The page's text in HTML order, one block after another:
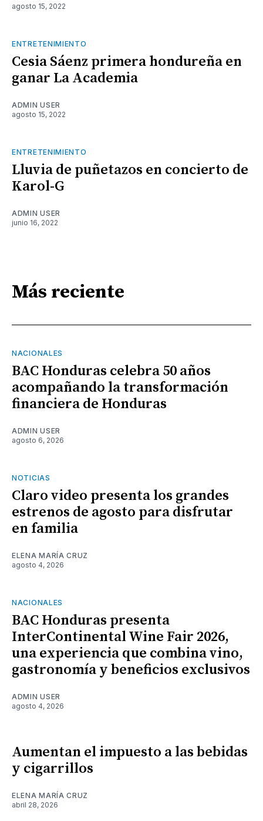
agosto 15, 2022
ENTRETENIMIENTO
Cesia Sáenz primera hondureña en
ganar La Academia
ADMIN USER
agosto 15, 2022
ENTRETENIMIENTO
Lluvia de puñetazos en concierto de
Karol-G
ADMIN USER
junio 16, 2022
Más reciente
NACIONALES
BAC Honduras celebra 50 años
acompañando la transformación
financiera de Honduras
ADMIN USER
agosto 6, 2026
NOTICIAS
Claro video presenta los grandes
estrenos de agosto para disfrutar
en familia
ELENA MARÍA CRUZ
agosto 4, 2026
NACIONALES
BAC Honduras presenta
InterContinental Wine Fair 2026,
una experiencia que combina vino,
gastronomía y beneficios exclusivos
ADMIN USER
agosto 4, 2026
Aumentan el impuesto a las bebidas
y cigarrillos
ELENA MARÍA CRUZ
abril 28, 2026